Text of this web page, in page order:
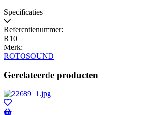
Specificaties
Referentienummer:
R10
Merk:
ROTOSOUND
Gerelateerde producten